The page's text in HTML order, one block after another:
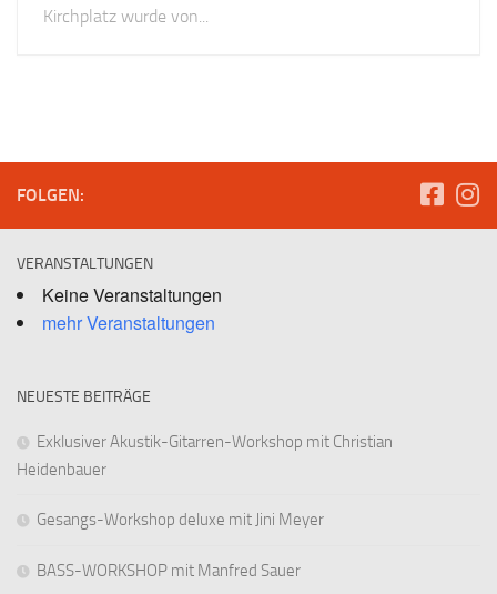
Kirchplatz wurde von...
FOLGEN:
VERANSTALTUNGEN
Keine Veranstaltungen
mehr Veranstaltungen
NEUESTE BEITRÄGE
Exklusiver Akustik-Gitarren-Workshop mit Christian
Heidenbauer
Gesangs-Workshop deluxe mit Jini Meyer
BASS-WORKSHOP mit Manfred Sauer